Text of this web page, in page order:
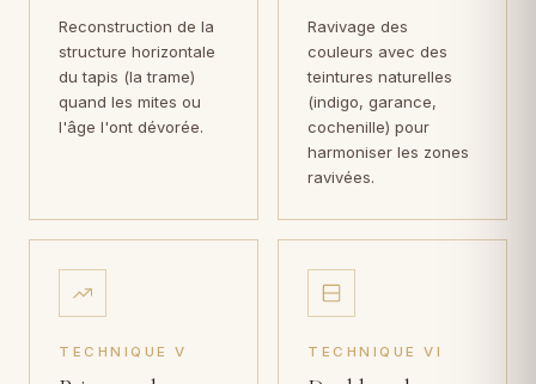
Reconstruction de la
structure horizontale
du tapis (la trame)
quand les mites ou
l'âge l'ont dévorée.
Ravivage des
couleurs avec des
teintures naturelles
(indigo, garance,
cochenille) pour
harmoniser les zones
ravivées.
TECHNIQUE V TECHNIQUE VI